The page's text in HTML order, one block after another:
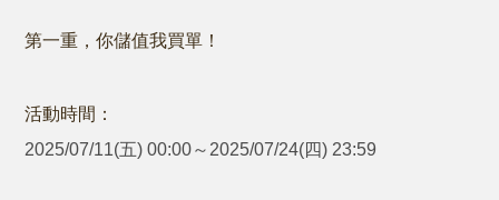
第一重，你儲值我買單！
活動時間：
2025/07/11(五) 00:00～2025/07/24(四) 23:59